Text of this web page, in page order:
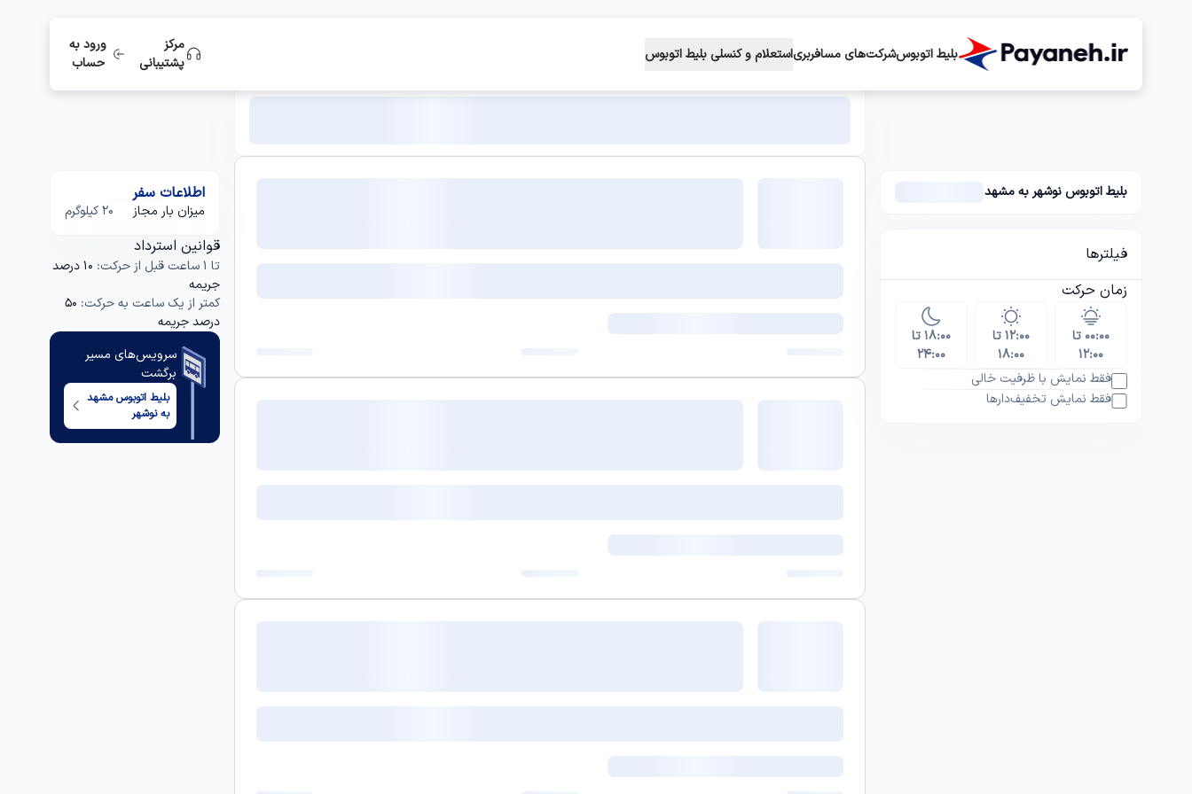
بلیط اتوبوسشرکت‌های مسافربریاستعلام و کنسلی بلیط اتوبوس
مرکز
پشتیبانی
ورود به
حساب
بلیط اتوبوس نوشهر به مشهد
فیلترها
زمان حرکت
۰۰:۰۰ تا
۱۲:۰۰
۱۲:۰۰ تا
۱۸:۰۰
۱۸:۰۰ تا
۲۴:۰۰
فقط نمایش با ظرفیت خالی
فقط نمایش تخفیف‌دارها
اطلاعات سفر
میزان بار مجاز 20 کیلوگرم
قوانین استرداد
تا 1 ساعت قبل از حرکت:
10 درصد
جریمه
کمتر از یک ساعت به حرکت: 50
درصد جریمه
سرویس‌های مسیر
برگشت
بلیط اتوبوسمشهد
بهنوشهر